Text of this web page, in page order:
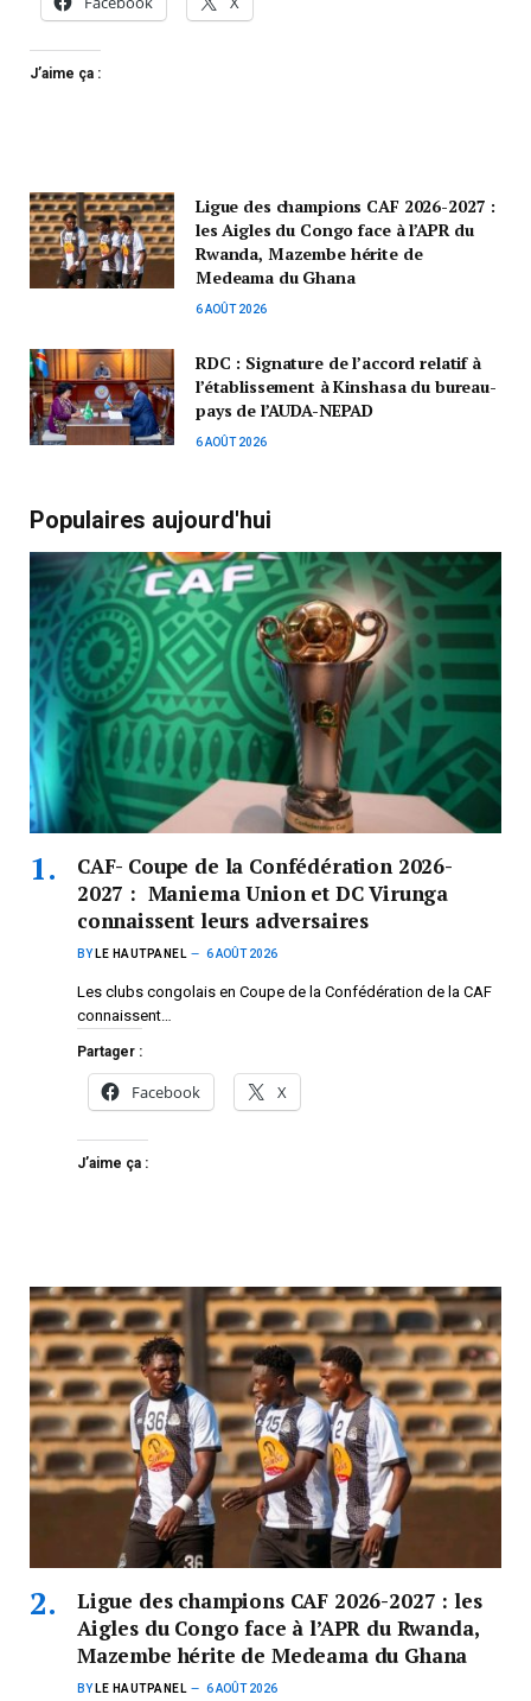
J’aime ça :
Ligue des champions CAF 2026-2027 :
les Aigles du Congo face à l’APR du
Rwanda, Mazembe hérite de
Medeama du Ghana
6 AOÛT 2026
RDC : Signature de l’accord relatif à
l’établissement à Kinshasa du bureau-
pays de l’AUDA-NEPAD
6 AOÛT 2026
Populaires aujourd'hui
CAF- Coupe de la Confédération 2026-
2027 : Maniema Union et DC Virunga
connaissent leurs adversaires
BY LE HAUTPANEL 6 AOÛT 2026
Les clubs congolais en Coupe de la Confédération de la CAF
connaissent…
Partager :
Facebook X
J’aime ça :
Ligue des champions CAF 2026-2027 : les
Aigles du Congo face à l’APR du Rwanda,
Mazembe hérite de Medeama du Ghana
BY LE HAUTPANEL 6 AOÛT 2026